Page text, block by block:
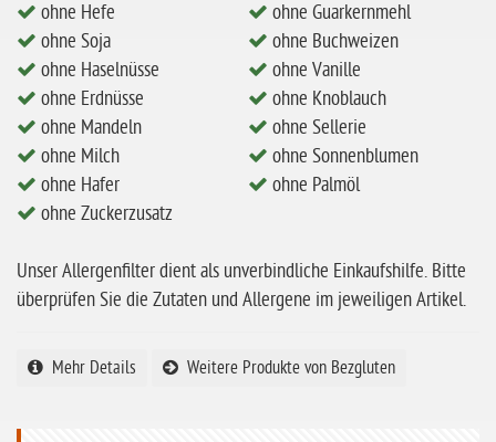
ohne Zuckerzusatz
ohne Reis
ohne Mais
ohne Senf
ohne Sesam
ohne Lupinen
ohne Guarkernmehl
ohne Buchweizen
ohne Knoblauch
ohne Hefe
ohne Soja
ohne Haselnüsse
ohne Erdnüsse
ohne Mandeln
ohne Milch
ohne Hafer
ohne Zuckerzusatz
ohne Guarkernmehl
ohne Buchweizen
ohne Vanille
ohne Knoblauch
ohne Sellerie
ohne Sonnenblumen
ohne Palmöl
Unser Allergenfilter dient als unverbindliche Einkaufshilfe. Bitte
überprüfen Sie die Zutaten und Allergene im jeweiligen Artikel.
Mehr Details Weitere Produkte von Bezgluten